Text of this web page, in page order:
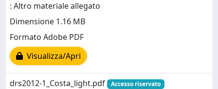
: Altro materiale allegato
Dimensione 1.16 MB
Formato Adobe PDF
Visualizza/Apri
drs2012-1_Costa_light.pdf Accesso riservato